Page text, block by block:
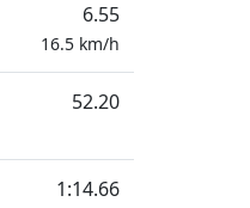
6.55
16.5 km/h
52.20
1:14.66